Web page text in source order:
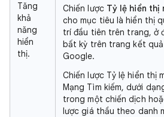
Tăng
khả
năng
hiển
thị.
Chiến lược Tỷ lệ hiển thị
cho mục tiêu là hiển thị
trí đầu tiên trên trang, ở
bất kỳ trên trang kết
Google.
Chiến lược Tỷ lệ hiển thị
Mạng Tìm kiếm, dưới
trong một chiến dịch
lược giá thầu theo danh